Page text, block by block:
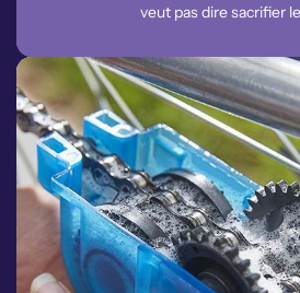
veut pas dire sacrifier